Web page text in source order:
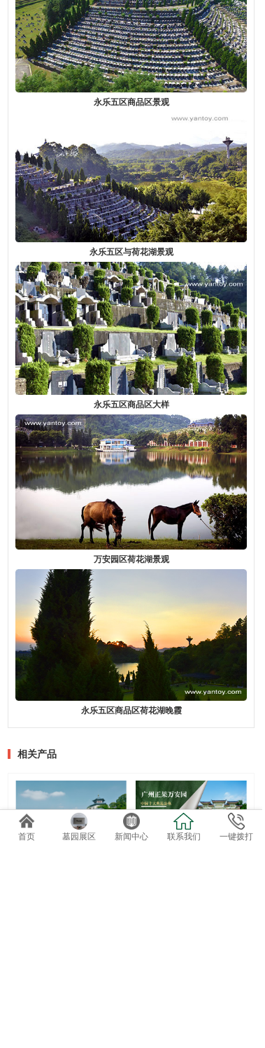
永乐五区商品区景观
永乐五区与荷花湖景观
永乐五区商品区大样
万安园区荷花湖景观
永乐五区商品区荷花湖晚霞
相关产品
首页 墓园展区 新闻中心 联系我们 一键拨打